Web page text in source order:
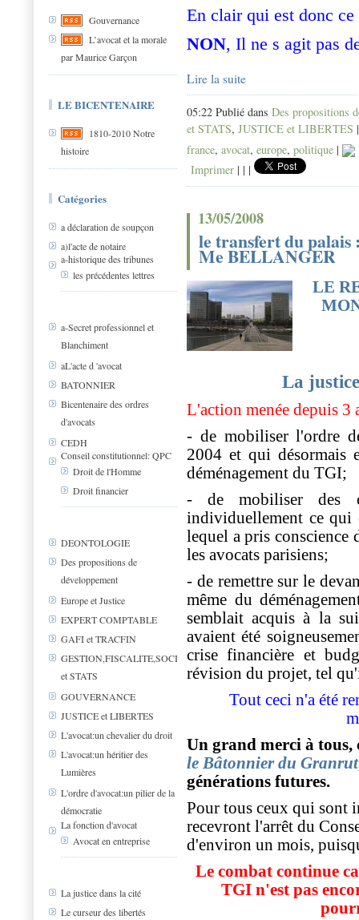
Gouvernance
L’avocat et la morale
par Maurice Garçon
LE BICENTENAIRE
1810-2010 Notre
histoire
Catégories
a déclaration de soupçon
a)l'acte de notaire
a-historique des tribunes
les précédentes lettres
a-Secret professionnel et
Blanchiment
aL'acte d 'avocat
BATONNIER
Bicentenaire des ordres
d'avocats
CEDH
Conseil constitutionnel: QPC
Droit de l'Homme
Droit financier
DEONTOLOGIE
Des propositions de
développement
Europe et Justice
EXPERT COMPTABLE
GAFI et TRACFIN
GESTION,FISCALITE,SOCIAL
et STATS
GOUVERNANCE
JUSTICE et LIBERTES
L'avocat:un chevalier du droit
L'avocat:un héritier des
Lumières
L'ordre d'avocat:un pilier de la
démocratie
La fonction d'avocat
Avocat en entreprise
La justice dans la cité
Le curseur des libertés
En clair qui est donc
NON, Il ne s agit pas
Lire la suite
05:22 Publié dans Des propositions
et STATS, JUSTICE et LIBERTES
france, avocat, europe, politique |
Imprimer | | |
13/05/2008
le transfert du palais
Me BELLANGER
LE
La
L'action menée depuis 3
- de mobiliser l'ordre
2004 et qui désormais
déménagement du TGI;
- de mobiliser des
individuellement ce qui
lequel a pris conscience
les avocats parisiens;
- de remettre sur le
même du
semblait acquis à la
avaient été
crise financière et
révision du projet, tel
Tout ceci n'a été
Un grand merci à
le Bâtonnier du Granrut
générations futures.
Pour tous ceux qui sont
recevront l'arrêt du
d'environ un mois,
Le combat continue
TGI n'est pas